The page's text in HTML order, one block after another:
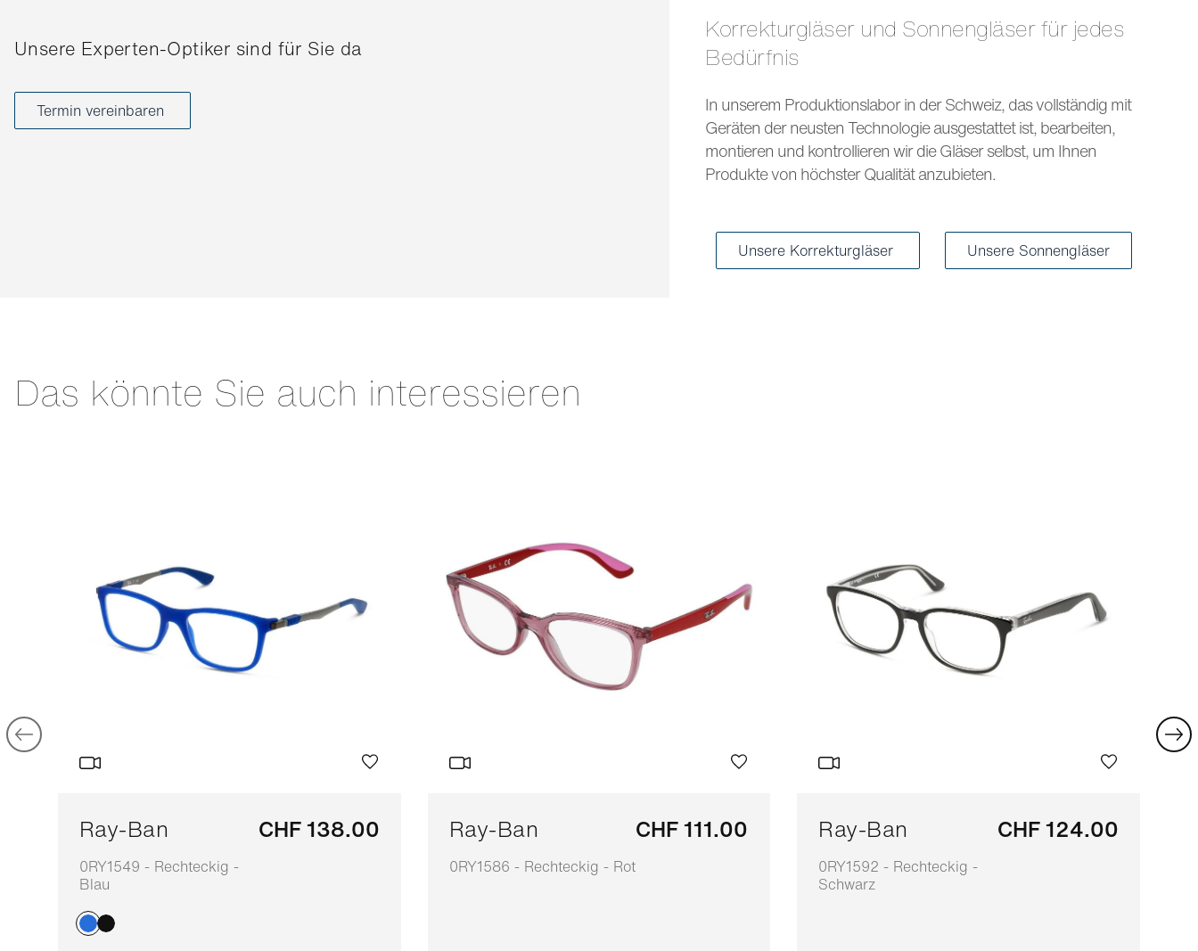
Unsere Experten-Optiker sind für Sie da
Termin vereinbaren
Korrekturgläser und Sonnengläser für jedes
Bedürfnis
In unserem Produktionslabor in der Schweiz, das vollständig mit
Geräten der neusten Technologie ausgestattet ist, bearbeiten,
montieren und kontrollieren wir die Gläser selbst, um Ihnen
Produkte von höchster Qualität anzubieten.
Unsere Korrekturgläser Unsere Sonnengläser
Das könnte Sie auch interessieren
Ray-Ban
0RY1549 - Rechteckig -
Blau
CHF 138.00 Ray-Ban
0RY1586 - Rechteckig - Rot
CHF 111.00 Ray-Ban
0RY1592 - Rechteckig -
Schwarz
CHF 124.00